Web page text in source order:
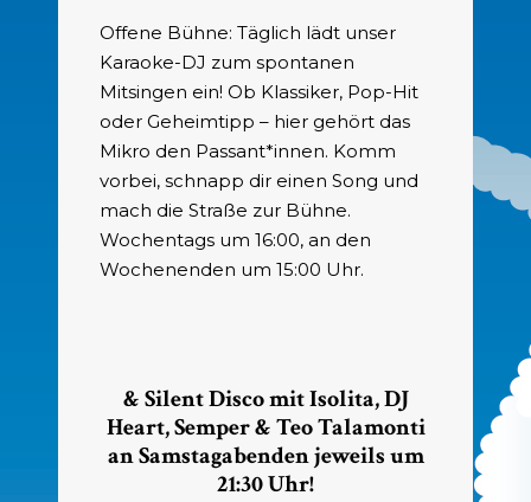
Offene Bühne: Täglich lädt unser
Karaoke-DJ zum spontanen
Mitsingen ein! Ob Klassiker, Pop-Hit
oder Geheimtipp – hier gehört das
Mikro den Passant*innen. Komm
vorbei, schnapp dir einen Song und
mach die Straße zur Bühne.
Wochentags um 16:00, an den
Wochenenden um 15:00 Uhr.
& Silent Disco mit Isolita, DJ
Heart, Semper & Teo Talamonti
an Samstagabenden jeweils um
21:30 Uhr!